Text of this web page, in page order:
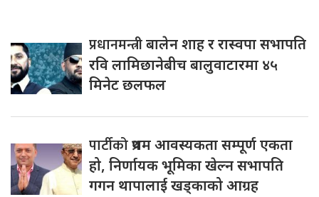
प्रधानमन्त्रीबालेन शाह र रास्वपा सभापति
रवि लामिछानेबीच बालुवाटारमा ४५
मिनेट छलफल
पार्टीकोप्रथम आवस्यकता सम्पूर्ण एकता
हो, निर्णायक भूमिका खेल्न सभापति
गगन थापालाई खड्काको आग्रह